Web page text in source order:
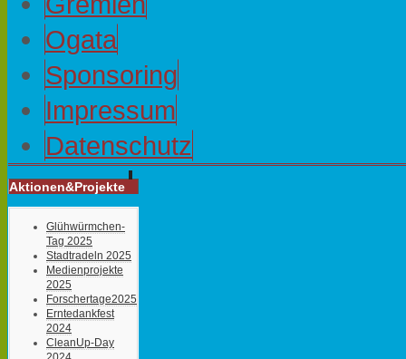
Ogata
Sponsoring
Impressum
Datenschutz
Aktionen&Projekte
Glühwürmchen-
Tag 2025
Stadtradeln 2025
Medienprojekte
2025
Forschertage2025
Erntedankfest
2024
CleanUp-Day